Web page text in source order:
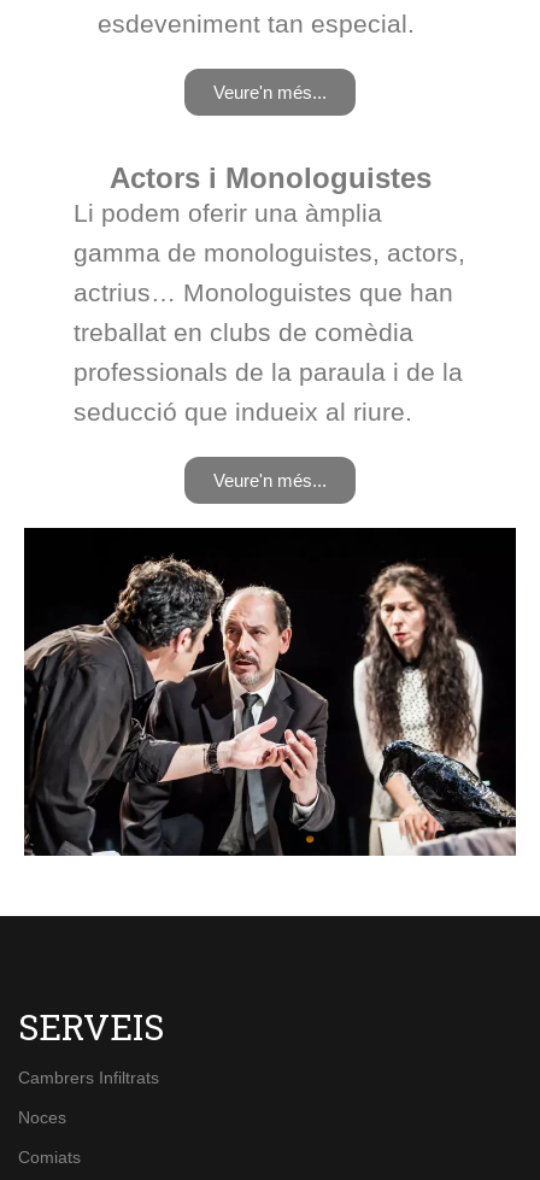
esdeveniment tan especial.
Veure'n més...
Actors i Monologuistes
Li podem oferir una àmplia
gamma de monologuistes, actors,
actrius… Monologuistes que han
treballat en clubs de comèdia
professionals de la paraula i de la
seducció que indueix al riure.
Veure'n més...
SERVEIS
Cambrers Infiltrats
Noces
Comiats